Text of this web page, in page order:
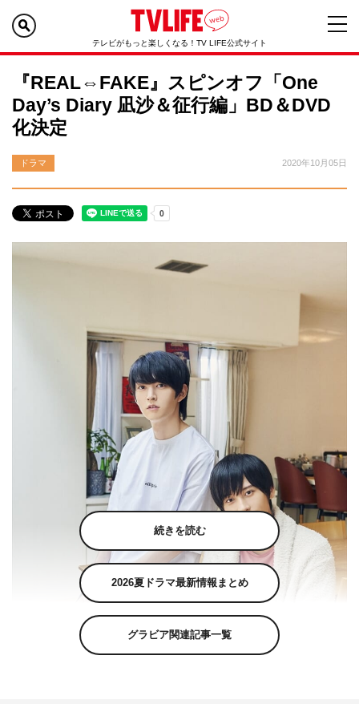
テレビがもっと楽しくなる！TV LIFE公式サイト
『REAL⇔FAKE』スピンオフ「One
Day’s Diary 凪沙＆征行編」BD＆DVD
化決定
ドラマ 2020年10月05日
続きを読む
2026夏ドラマ最新情報まとめ
グラビア関連記事一覧